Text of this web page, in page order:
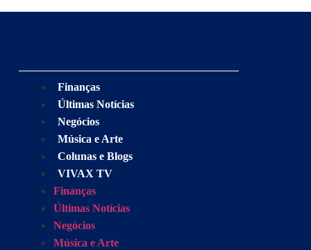
Finanças
Últimas Notícias
Negócios
Música e Arte
Colunas e Blogs
VIVAX TV
Finanças
Últimas Notícias
Negócios
Música e Arte